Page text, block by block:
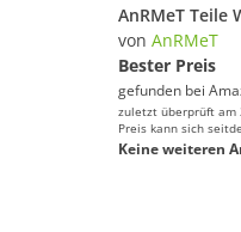
von AnRMeT
Bester Preis
gefunden bei
zuletzt überprüft am
Preis kann sich
Keine weiteren